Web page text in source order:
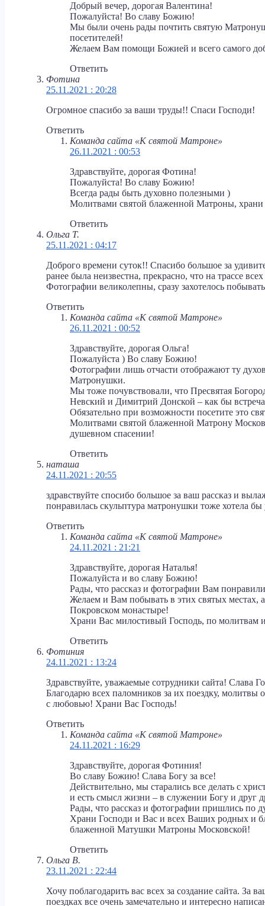
Добрый вечер, дорогая Валентина!
Пожалуйста! Во славу Божию!
Мы были очень рады почтить святую
посетителей!
Желаем Вам помощи Божией и всего самого
Ответить
Фотина
25.11.2021 : 20:28
Огромное спасибо за ваши труды!! Спаси Господи!
Ответить
Команда сайта «К святой Матроне»
26.11.2021 : 00:53
Здравствуйте, дорогая Фотина!
Пожалуйста! Во славу Божию!
Всегда рады быть духовно полезными )
Молитвами святой блаженной Матроны,
Ответить
Ольга Т.
25.11.2021 : 04:17
Доброго времени суток!! Спасибо большое за
ранее была неизвестна, прекрасно, что на трассе
Фотографии великолепны, сразу захотелось
Ответить
Команда сайта «К святой Матроне»
26.11.2021 : 00:52
Здравствуйте, дорогая Ольга!
Пожалуйста ) Во славу Божию!
Фотографии лишь отчасти отображают ту
Матронушки.
Мы тоже почувствовали, что Пресвятая
Невский и Димитрий Донской – как бы
Обязательно при возможности посетите это
Молитвами святой блаженной Матрону
душевном спасении!
Ответить
наташа
24.11.2021 : 20:55
здравствуйте спосибо большое за ваш рассказ и
понравилась скульптура матронушки тоже хотела
Ответить
Команда сайта «К святой Матроне»
24.11.2021 : 21:21
Здравствуйте, дорогая Наталья!
Пожалуйста и во славу Божию!
Рады, что рассказ и фотографии Вам
Желаем и Вам побывать в этих святых
Покровском монастыре!
Храни Вас милостивый Господь, по молитвам
Ответить
Фотиния
24.11.2021 : 13:24
Здравствуйте, уважаемые сотрудники сайта! Слава
Благодарю всех паломников за их поездку, молитвы
с любовью! Храни Вас Господь!
Ответить
Команда сайта «К святой Матроне»
24.11.2021 : 16:29
Здравствуйте, дорогая Фотиния!
Во славу Божию! Слава Богу за все!
Действительно, мы старались все делать с
и есть смысл жизни – в служении Богу и друг
Рады, что рассказ и фотографии пришлись по
Храни Господи и Вас и всех Ваших родных и
блаженной Матушки Матроны Московской!
Ответить
Ольга В.
23.11.2021 : 22:44
Хочу поблагодарить вас всех за создание сайта. За
поездках все очень замечательно и интересно